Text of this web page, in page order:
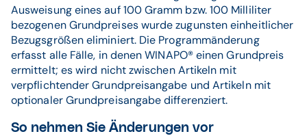
Ausweisung eines auf 100 Gramm bzw. 100 Milliliter
bezogenen Grundpreises wurde zugunsten einheitlicher
Bezugsgrößen eliminiert. Die Programmänderung
erfasst alle Fälle, in denen WINAPO®einen Grundpreis
ermittelt; es wird nicht zwischen Artikeln mit
verpflichtender Grundpreisangabe und Artikeln mit
optionaler Grundpreisangabe differenziert.
So nehmen Sie Änderungen vor